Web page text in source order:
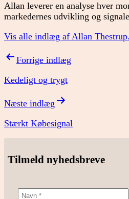
Allan leverer en analyse hver
markedernes udvikling og
Vis alle indlæg af Allan Thestrup.
Indlægsnavigation
Forrige indlæg
Kedeligt og trygt
Næste indlæg
Stærkt Købesignal
Tilmeld nyhedsbreve